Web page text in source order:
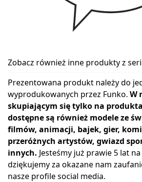
Zobacz również inne produkty z
Prezentowana produkt należy do
wyprodukowanych przez Funko. W
skupiającym się tylko na
dostępne są również modele ze
filmów, animacji, bajek, gier,
przeróżnych artystów, gwiazd
innych. Jesteśmy już prawie 5 lat
dziękujemy za okazane nam
nasze profile social media.